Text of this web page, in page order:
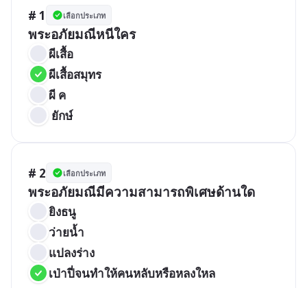
# 1 เลือกประเภท
พระอภัยมณีหนีใคร
ผีเสื้อ
ผีเสื้อสมุทร
ผี ค
ยักษ์
# 2 เลือกประเภท
พระอภัยมณีมีความสามารถพิเศษด้านใด
ยิงธนู
ว่ายน้ำ
แปลงร่าง
เป่าปี่จนทำให้คนหลับหรือหลงใหล